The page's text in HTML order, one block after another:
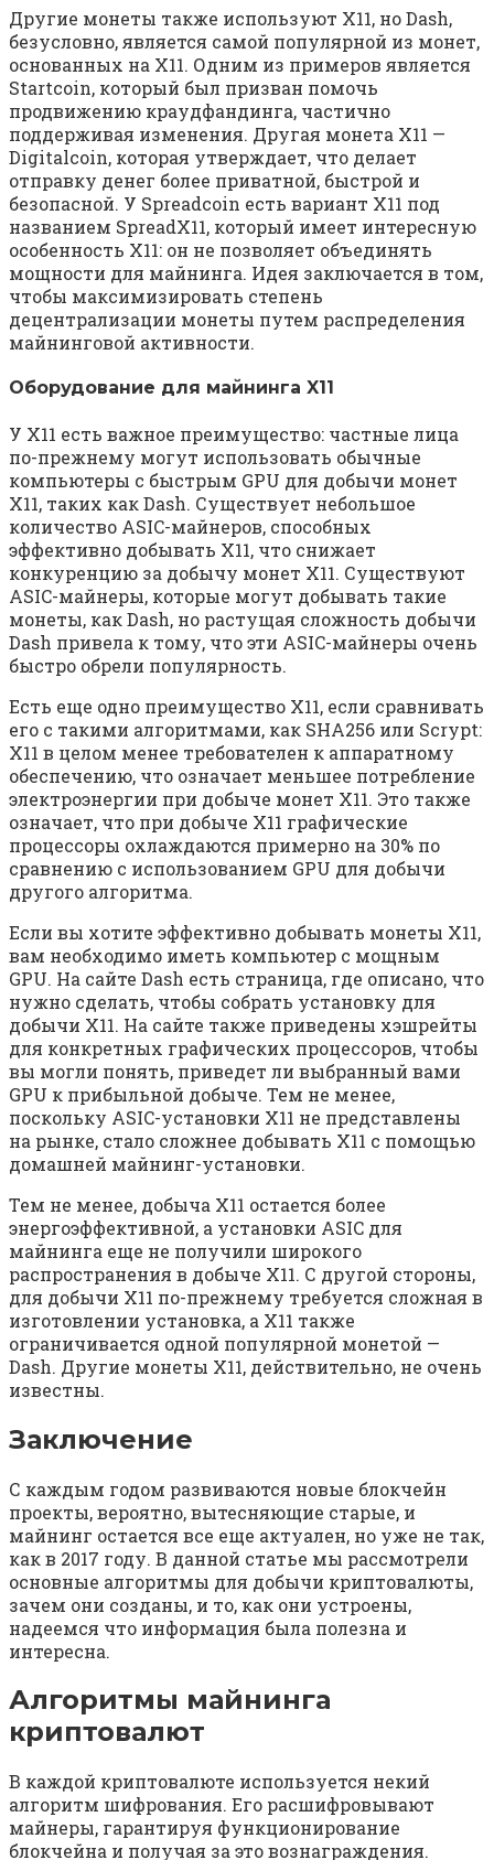
Другие монеты также используют X11, но Dash,
безусловно, является самой популярной из монет,
основанных на X11. Одним из примеров является
Startcoin, который был призван помочь
продвижению краудфандинга, частично
поддерживая изменения. Другая монета X11 —
Digitalcoin, которая утверждает, что делает
отправку денег более приватной, быстрой и
безопасной. У Spreadcoin есть вариант X11 под
названием SpreadX11, который имеет интересную
особенность X11: он не позволяет объединять
мощности для майнинга. Идея заключается в том,
чтобы максимизировать степень
децентрализации монеты путем распределения
майнинговой активности.
Оборудование для майнинга X11
У X11 есть важное преимущество: частные лица
по-прежнему могут использовать обычные
компьютеры с быстрым GPU для добычи монет
X11, таких как Dash. Существует небольшое
количество ASIC-майнеров, способных
эффективно добывать X11, что снижает
конкуренцию за добычу монет X11. Существуют
ASIC-майнеры, которые могут добывать такие
монеты, как Dash, но растущая сложность добычи
Dash привела к тому, что эти ASIC-майнеры очень
быстро обрели популярность.
Есть еще одно преимущество X11, если сравнивать
его с такими алгоритмами, как SHA256 или Scrypt:
X11 в целом менее требователен к аппаратному
обеспечению, что означает меньшее потребление
электроэнергии при добыче монет X11. Это также
означает, что при добыче X11 графические
процессоры охлаждаются примерно на 30% по
сравнению с использованием GPU для добычи
другого алгоритма.
Если вы хотите эффективно добывать монеты X11,
вам необходимо иметь компьютер с мощным
GPU. На сайте Dash есть страница, где описано, что
нужно сделать, чтобы собрать установку для
добычи X11. На сайте также приведены хэшрейты
для конкретных графических процессоров, чтобы
вы могли понять, приведет ли выбранный вами
GPU к прибыльной добыче. Тем не менее,
поскольку ASIC-установки X11 не представлены
на рынке, стало сложнее добывать X11 с помощью
домашней майнинг-установки.
Тем не менее, добыча X11 остается более
энергоэффективной, а установки ASIC для
майнинга еще не получили широкого
распространения в добыче X11. С другой стороны,
для добычи X11 по-прежнему требуется сложная в
изготовлении установка, а X11 также
ограничивается одной популярной монетой —
Dash. Другие монеты X11, действительно, не очень
известны.
Заключение
С каждым годом развиваются новые блокчейн
проекты, вероятно, вытесняющие старые, и
майнинг остается все еще актуален, но уже не так,
как в 2017 году. В данной статье мы рассмотрели
основные алгоритмы для добычи криптовалюты,
зачем они созданы, и то, как они устроены,
надеемся что информация была полезна и
интересна.
Алгоритмы майнинга
криптовалют
В каждой криптовалюте используется некий
алгоритм шифрования. Его расшифровывают
майнеры, гарантируя функционирование
блокчейна и получая за это вознаграждения.